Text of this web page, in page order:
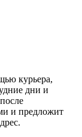
курьера,
дни и
и предложит